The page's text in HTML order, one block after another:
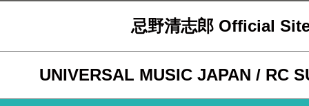
忌野清志郎 Official
UNIVERSAL MUSIC JAPAN / RC